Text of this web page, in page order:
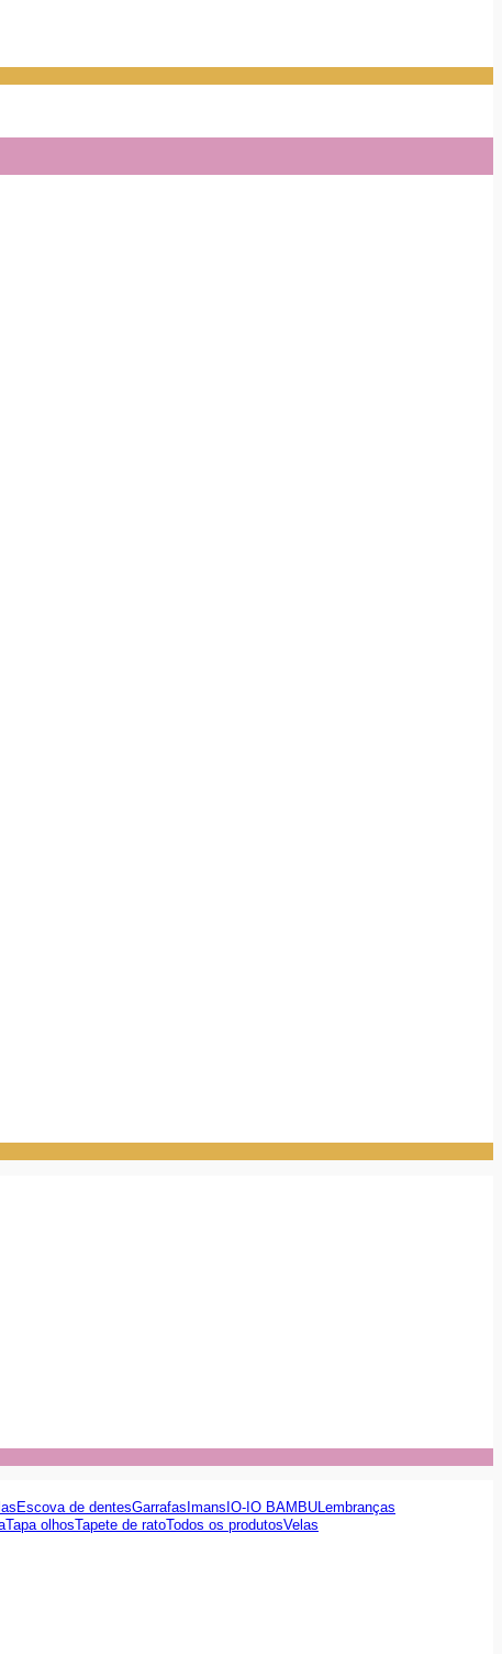
Escova de dentesGarrafasImansIO-IO BAMBULembranças
Tapa olhosTapete de ratoTodos os produtosVelas